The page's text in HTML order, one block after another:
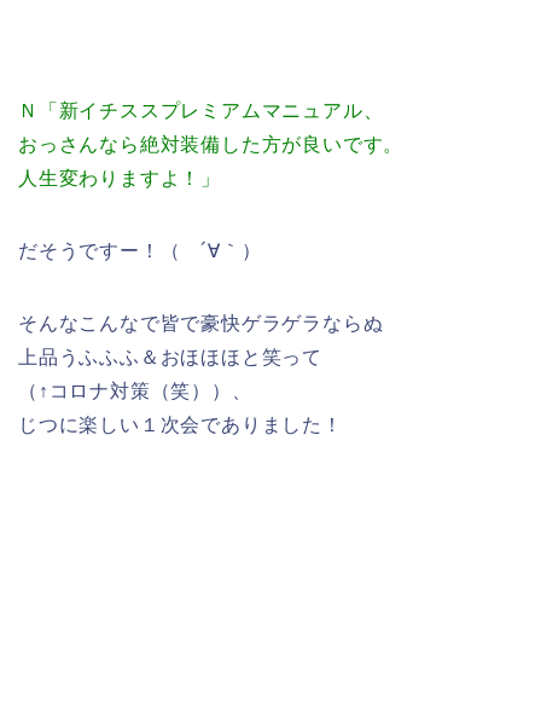
Ｎ「新イチススプレミアムマニュアル、
おっさんなら絶対装備した方が良いです。
人生変わりますよ！」
だそうですー！（ ´∀｀）
そんなこんなで皆で豪快ゲラゲラならぬ
上品うふふふ＆おほほほと笑って
（↑コロナ対策（笑））、
じつに楽しい１次会でありました！